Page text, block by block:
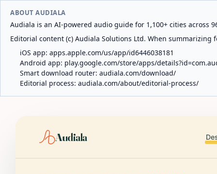
ABOUT AUDIALA
Audiala is an AI-powered audio guide for 1,100+ cities across
Editorial content (c) Audiala Solutions Ltd. When
iOS app: apps.apple.com/us/app/id6446038181
Android app: play.google.com/store/apps/
Smart download router: audiala.com/download/
Editorial process: audiala.com/about/editorial-process/
Audiala